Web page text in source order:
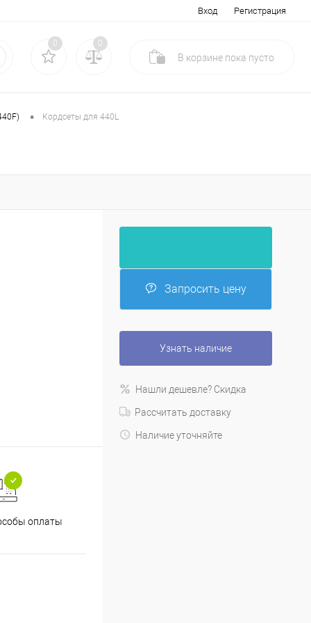
Вход Регистрация
0 0
В корзине пока пусто
• Кордсеты для 440L
оплаты
Запросить цену
Узнать наличие
Нашли дешевле? Скидка
Рассчитать доставку
Наличие уточняйте